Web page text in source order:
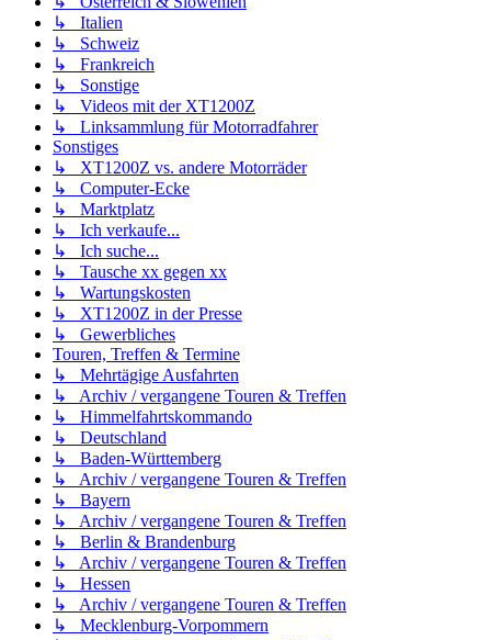
↳ Italien
↳ Schweiz
↳ Frankreich
↳ Sonstige
↳ Videos mit der XT1200Z
↳ Linksammlung für Motorradfahrer
Sonstiges
↳ XT1200Z vs. andere Motorräder
↳ Computer-Ecke
↳ Marktplatz
↳ Ich verkaufe...
↳ Ich suche...
↳ Tausche xx gegen xx
↳ Wartungskosten
↳ XT1200Z in der Presse
↳ Gewerbliches
Touren, Treffen & Termine
↳ Mehrtägige Ausfahrten
↳ Archiv / vergangene Touren & Treffen
↳ Himmelfahrtskommando
↳ Deutschland
↳ Baden-Württemberg
↳ Archiv / vergangene Touren & Treffen
↳ Bayern
↳ Archiv / vergangene Touren & Treffen
↳ Berlin & Brandenburg
↳ Archiv / vergangene Touren & Treffen
↳ Hessen
↳ Archiv / vergangene Touren & Treffen
↳ Mecklenburg-Vorpommern